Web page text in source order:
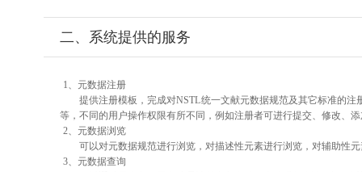
二、系统提供的服务
1、元数据注册
提供注册模板，完成对NSTL统一文献元数据规范及其它标准的
等，不同的用户操作权限有所不同，例如注册者可进行提交、修改、
2、元数据浏览
可以对元数据规范进行浏览，对描述性元素进行浏览，对辅助性
3、元数据查询